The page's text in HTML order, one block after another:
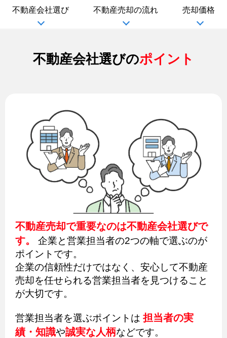
不動産会社選び 不動産売却の流れ 売却価格
不動産会社選びのポイント
不動産売却で重要なのは不動産会社選びで
す。
企業と営業担当者の2つの軸で選ぶのが
ポイントです。
企業の信頼性だけではなく、安心して不動産
売却を任せられる営業担当者を見つけること
が大切です。
営業担当者を選ぶポイントは 担当者の実
績・知識や誠実な人柄などです。